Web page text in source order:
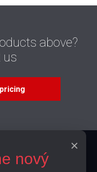
above?
us
nový
×